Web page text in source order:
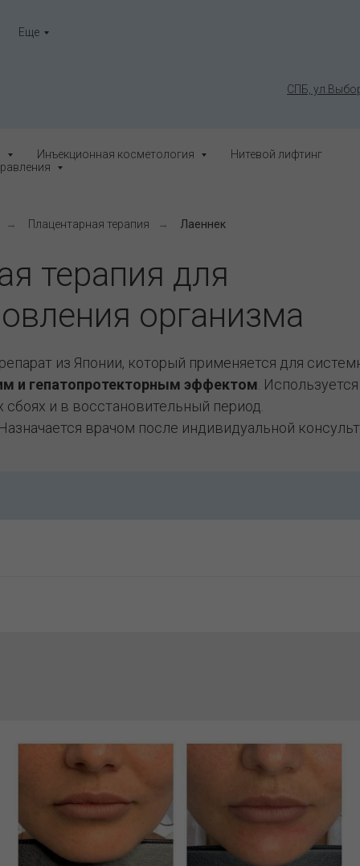
Еще
СПБ,
Инъекционная косметология
Нитевой лифтинг
→ Плацентарная терапия → Лаеннек
терапия для
организма
из Японии, который применяется для
гепатопротекторным эффектом .
и в восстановительный период.
врачом после индивидуальной